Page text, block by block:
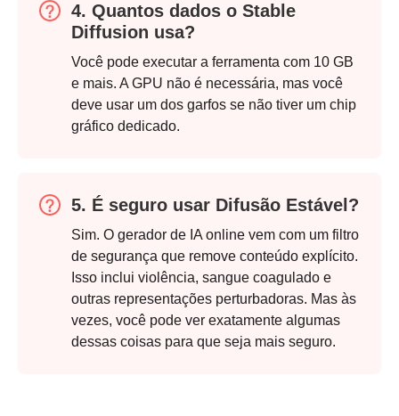
4. Quantos dados o Stable
Diffusion usa?
Você pode executar a ferramenta com 10 GB
e mais. A GPU não é necessária, mas você
deve usar um dos garfos se não tiver um chip
gráfico dedicado.
5. É seguro usar Difusão Estável?
Sim. O gerador de IA online vem com um filtro
de segurança que remove conteúdo explícito.
Isso inclui violência, sangue coagulado e
outras representações perturbadoras. Mas às
vezes, você pode ver exatamente algumas
dessas coisas para que seja mais seguro.